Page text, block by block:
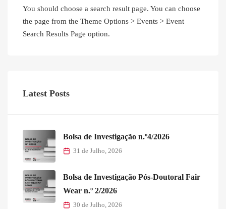
You should choose a search result page. You can choose
the page from the Theme Options > Events > Event
Search Results Page option.
Latest Posts
Bolsa de Investigação n.º4/2026
31 de Julho, 2026
Bolsa de Investigação Pós-Doutoral Fair
Wear n.º 2/2026
30 de Julho, 2026